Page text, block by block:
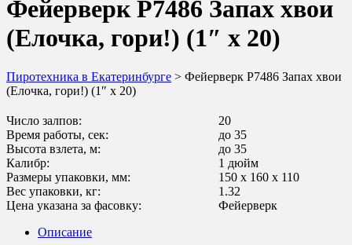
Фейерверк Р7486 Запах хвои
(Елочка, гори!) (1″ х 20)
Пиротехника в Екатеринбурге > Фейерверк Р7486 Запах хвои
(Елочка, гори!) (1″ х 20)
Число залпов:
20
Время работы, сек:
до 35
Высота взлета, м:
до 35
Калибр:
1 дюйм
Размеры упаковки, мм:
150 х 160 х 110
Вес упаковки, кг:
1.32
Цена указана за фасовку:
Фейерверк
Описание